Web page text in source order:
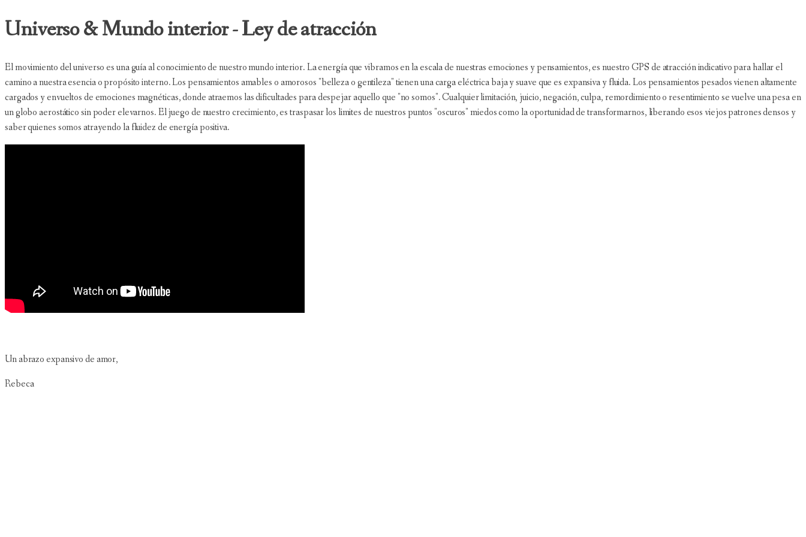
Universo & Mundo interior - Ley de atracción
El movimiento del universo es una guía al conocimiento de nuestro mundo interior. La energía que vibramos en la escala de nuestras emociones y pensamientos, es nuestro GPS de atracción indicativo para hallar el
camino a nuestra esencia o propósito interno. Los pensamientos amables o amorosos "belleza o gentileza" tienen una carga eléctrica baja y suave que es expansiva y fluida. Los pensamientos pesados vienen altamente
cargados y envueltos de emociones magnéticas, donde atraemos las dificultades para despejar aquello que "no somos". Cualquier limitación, juicio, negación, culpa, remordimiento o resentimiento se vuelve una pesa en
un globo aerostático sin poder elevarnos. El juego de nuestro crecimiento, es traspasar los limites de nuestros puntos "oscuros" miedos como la oportunidad de transformarnos, liberando esos viejos patrones densos y
saber quienes somos atrayendo la fluidez de energía positiva.
Un abrazo expansivo de amor,
Rebeca